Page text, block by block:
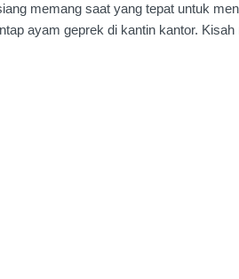
memang saat yang tepat untuk
ayam geprek di kantin kantor.